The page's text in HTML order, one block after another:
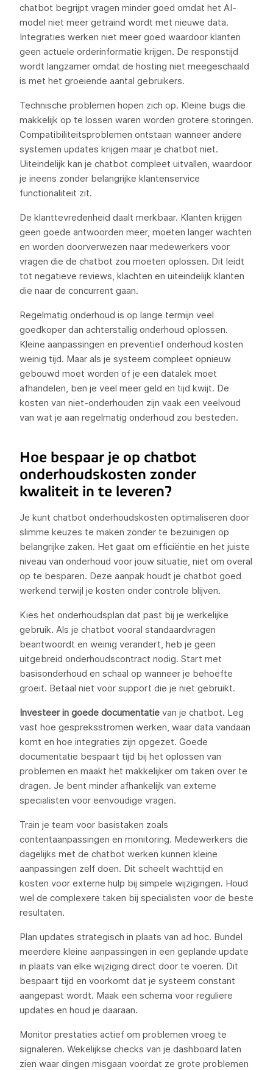
chatbot begrijpt vragen minder goed omdat het AI-
model niet meer getraind wordt met nieuwe data.
Integraties werken niet meer goed waardoor klanten
geen actuele orderinformatie krijgen. De responstijd
wordt langzamer omdat de hosting niet meegeschaald
is met het groeiende aantal gebruikers.
Technische problemen hopen zich op. Kleine bugs die
makkelijk op te lossen waren worden grotere storingen.
Compatibiliteitsproblemen ontstaan wanneer andere
systemen updates krijgen maar je chatbot niet.
Uiteindelijk kan je chatbot compleet uitvallen, waardoor
je ineens zonder belangrijke klantenservice
functionaliteit zit.
De klanttevredenheid daalt merkbaar. Klanten krijgen
geen goede antwoorden meer, moeten langer wachten
en worden doorverwezen naar medewerkers voor
vragen die de chatbot zou moeten oplossen. Dit leidt
tot negatieve reviews, klachten en uiteindelijk klanten
die naar de concurrent gaan.
Regelmatig onderhoud is op lange termijn veel
goedkoper dan achterstallig onderhoud oplossen.
Kleine aanpassingen en preventief onderhoud kosten
weinig tijd. Maar als je systeem compleet opnieuw
gebouwd moet worden of je een datalek moet
afhandelen, ben je veel meer geld en tijd kwijt. De
kosten van niet-onderhouden zijn vaak een veelvoud
van wat je aan regelmatig onderhoud zou besteden.
Hoe bespaar je op chatbot
onderhoudskosten zonder
kwaliteit in te leveren?
Je kunt chatbot onderhoudskosten optimaliseren door
slimme keuzes te maken zonder te bezuinigen op
belangrijke zaken. Het gaat om efficiëntie en het juiste
niveau van onderhoud voor jouw situatie, niet om overal
op te besparen. Deze aanpak houdt je chatbot goed
werkend terwijl je kosten onder controle blijven.
Kies het onderhoudsplan dat past bij je werkelijke
gebruik. Als je chatbot vooral standaardvragen
beantwoordt en weinig verandert, heb je geen
uitgebreid onderhoudscontract nodig. Start met
basisonderhoud en schaal op wanneer je behoefte
groeit. Betaal niet voor support die je niet gebruikt.
Investeer in goede documentatie van je chatbot. Leg
vast hoe gespreksstromen werken, waar data vandaan
komt en hoe integraties zijn opgezet. Goede
documentatie bespaart tijd bij het oplossen van
problemen en maakt het makkelijker om taken over te
dragen. Je bent minder afhankelijk van externe
specialisten voor eenvoudige vragen.
Train je team voor basistaken zoals
contentaanpassingen en monitoring. Medewerkers die
dagelijks met de chatbot werken kunnen kleine
aanpassingen zelf doen. Dit scheelt wachttijd en
kosten voor externe hulp bij simpele wijzigingen. Houd
wel de complexere taken bij specialisten voor de beste
resultaten.
Plan updates strategisch in plaats van ad hoc. Bundel
meerdere kleine aanpassingen in een geplande update
in plaats van elke wijziging direct door te voeren. Dit
bespaart tijd en voorkomt dat je systeem constant
aangepast wordt. Maak een schema voor reguliere
updates en houd je daaraan.
Monitor prestaties actief om problemen vroeg te
signaleren. Wekelijkse checks van je dashboard laten
zien waar dingen misgaan voordat ze grote problemen